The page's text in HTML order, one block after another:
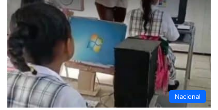
Nacional